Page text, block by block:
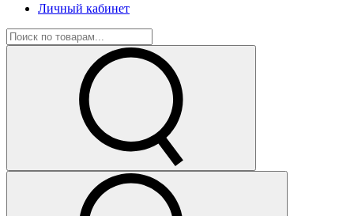
Личный кабинет